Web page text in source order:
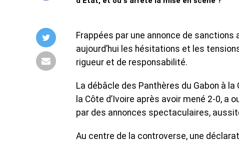
Frappées par une annonce de
aujourd’hui les hésitations et les
rigueur et de responsabilité.
La débâcle des Panthères du Gabon à
la Côte d’Ivoire après avoir mené 2-0,
par des annonces spectaculaires,
Au centre de la controverse, une